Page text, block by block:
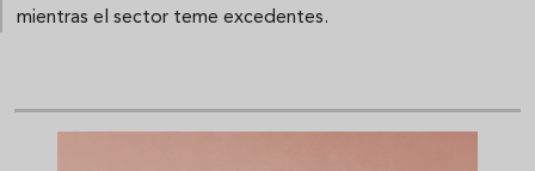
mientras el sector teme excedentes.